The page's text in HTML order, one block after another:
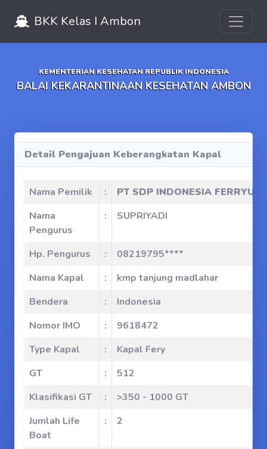
BKK Kelas I Ambon
KEMENTERIAN KESEHATAN REPUBLIK INDONESIA
BALAI KEKARANTINAAN KESEHATAN AMBON
Detail Pengajuan Keberangkatan Kapal
Nama Pemilik :
PT SDP INDONESIA FERRYU
Nama
Pengurus
: SUPRIYADI
Hp. Pengurus :
08219795****
Nama Kapal
:
kmp tanjung madlahar
Bendera
:
Indonesia
Nomor IMO
:
9618472
Type Kapal
:
Kapal Fery
GT
:
512
Klasifikasi GT
:
>350 - 1000 GT
Jumlah Life
Boat
: 2